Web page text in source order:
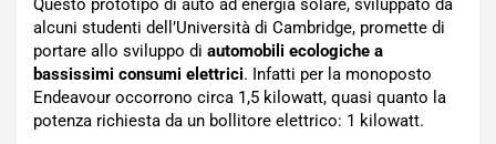
Questo prototipo di auto ad energia solare, sviluppato da
alcuni studenti dell’Università di Cambridge, promette di
portare allo sviluppo di automobili ecologiche a
bassissimi consumi elettrici. Infatti per la monoposto
Endeavour occorrono circa 1,5 kilowatt, quasi quanto la
potenza richiesta da un bollitore elettrico: 1 kilowatt.